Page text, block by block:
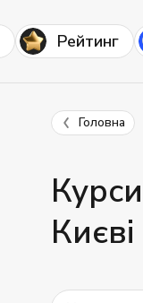
Рейтинг
Головна
Києві